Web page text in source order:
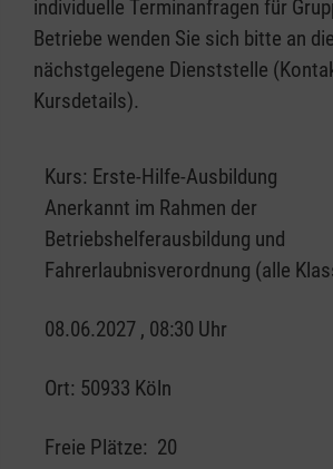
individuelle Terminanfragen für
Betriebe wenden Sie sich bitte an die
nächstgelegene Dienststelle
Kursdetails).
Kurs: Erste-Hilfe-Ausbildung
Anerkannt im Rahmen der
Betriebshelferausbildung und
Fahrerlaubnisverordnung (alle
08.06.2027 , 08:30 Uhr
Ort: 50933 Köln
Freie Plätze: 20